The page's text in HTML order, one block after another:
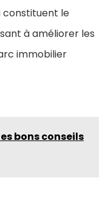
constituent le
à améliorer les
immobilier
bons conseils